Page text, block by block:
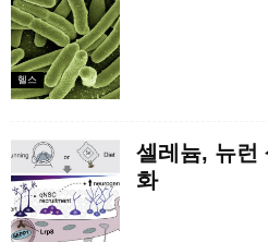
헬스
셀레늄, 뉴런
화